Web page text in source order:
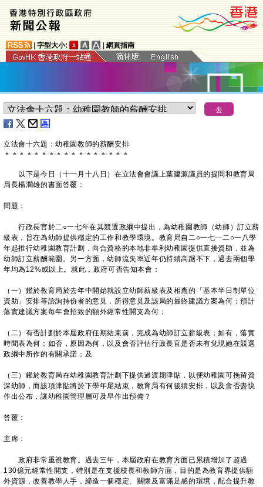
字型大小: 網頁指南
立法會十六題：幼稚園教師的薪酬安排
＊ ＊ ＊ ＊ ＊ ＊ ＊ ＊ ＊ ＊ ＊ ＊ ＊ ＊ ＊ ＊ ＊
以下是今日（十一月十八日）在立法會會議上葉建源議員的提問和教育局
局長楊潤雄的書面答覆：
問題：
行政長官於二○一七年在其競選政綱中提出，為幼稚園教師（幼師）訂立薪
級表，旨在為幼師提供穩定的工作和教學環境。教育局自二○一七—二○一八學
年起推行幼稚園教育計劃，向合資格的本地非牟利幼稚園提供直接資助，並為
幼師訂立薪酬範圍。另一方面，幼師流失率近年仍持續高踞不下，過去兩個學
年均為12%或以上。就此，政府可否告知本會：
（一）鑑於教育局於去年中開始就設立幼師薪級表及相應的「基本半日制單位
資助」安排等諮詢持份者的意見，所得意見及該局的最終建議方案為何；預計
落實建議方案每年會招致的額外經常性開支為何；
（二）有否計劃於本屆政府任期結束前，完成為幼師訂立薪級表；如有，落實
時間表為何；如否，原因為何，以及會否評估行政長官是否未有兌現她在競選
政綱中所作的有關承諾；及
（三）鑑於教育局在幼稚園教育計劃下提供過渡期津貼，以便幼稚園可挽留資
深幼師，而該項津貼將於下學年尾結束，教育局有何後續安排，以及會否盡快
作出公布，讓幼稚園管理層可及早作出預備？
答覆：
主席：
政府非常重視教育。過去三年，本屆政府在教育方面已累積增加了超過
130億元經常性開支，特別是在支援校長和教師方面，目的是為教育界提供額
外資源，改善教學人手，締造一個穩定、關懷及富滿足感的環境，配合提升教